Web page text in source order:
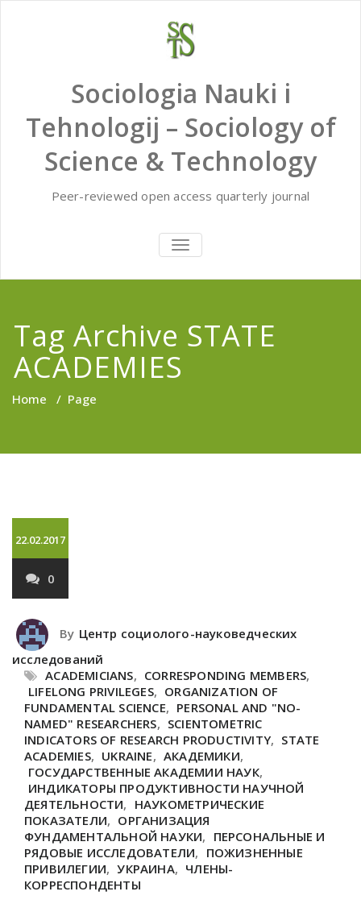
Sociologia Nauki i
Tehnologij – Sociology of
Science & Technology
Peer-reviewed open access quarterly journal
TOGGLE
NAVIGATION
Tag Archive STATE
ACADEMIES
Home / Page
22.02.2017
0
By Центр социолого-науковедческих
исследований
ACADEMICIANS, CORRESPONDING MEMBERS,
LIFELONG PRIVILEGES, ORGANIZATION OF
FUNDAMENTAL SCIENCE, PERSONAL AND "NO-
NAMED" RESEARCHERS, SCIENTOMETRIC
INDICATORS OF RESEARCH PRODUCTIVITY, STATE
ACADEMIES, UKRAINE, АКАДЕМИКИ,
ГОСУДАРСТВЕННЫЕ АКАДЕМИИ НАУК,
ИНДИКАТОРЫ ПРОДУКТИВНОСТИ НАУЧНОЙ
ДЕЯТЕЛЬНОСТИ, НАУКОМЕТРИЧЕСКИЕ
ПОКАЗАТЕЛИ, ОРГАНИЗАЦИЯ
ФУНДАМЕНТАЛЬНОЙ НАУКИ, ПЕРСОНАЛЬНЫЕ И
РЯДОВЫЕ ИССЛЕДОВАТЕЛИ, ПОЖИЗНЕННЫЕ
ПРИВИЛЕГИИ, УКРАИНА, ЧЛЕНЫ-
КОРРЕСПОНДЕНТЫ